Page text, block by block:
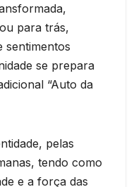
para trás,
sentimentos
se prepara
“Auto da
pelas
tendo como
e a força das